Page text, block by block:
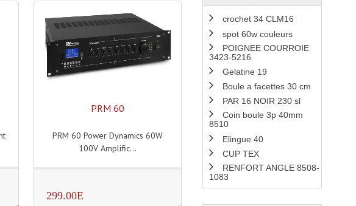
PRM 60
PRM 60 Power Dynamics 60W
100V Amplific...
299.00E
crochet 34 CLM16
spot 60w couleurs
POIGNEE COURROIE
3423-5216
Gelatine 19
Boule a facettes 30 cm
PAR 16 NOIR 230 sl
Coin boule 3p 40mm
8510
Elingue 40
CUP TEX
RENFORT ANGLE 8508-
1083